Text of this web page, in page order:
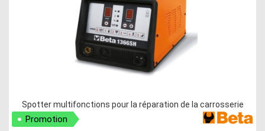
Spotter multifonctions pour la réparation de la carrosserie
Promotion